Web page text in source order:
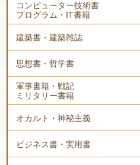
コンピューター技術書
プログラム・IT書籍
建築書・建築雑誌
思想書・哲学書
軍事書籍・戦記
ミリタリー書籍
オカルト・神秘主義
ビジネス書・実用書